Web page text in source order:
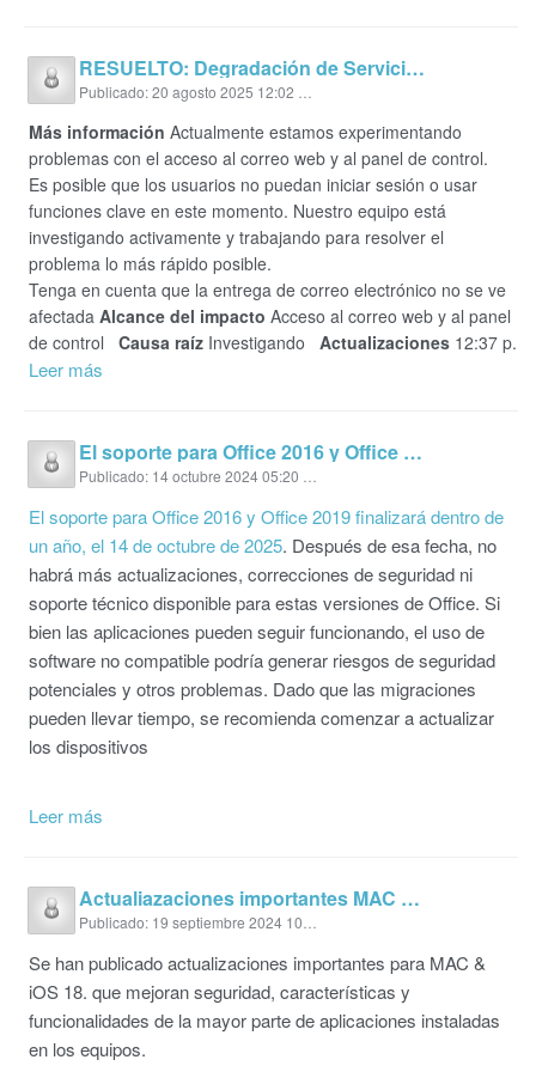
RESUELTO: Degradación de Servicio: Problemas de alojamiento de correo electrónico Rackspace Mail
Más información Actualmente estamos experimentando
problemas con el acceso al correo web y al panel de control.
Es posible que los usuarios no puedan iniciar sesión o usar
funciones clave en este momento. Nuestro equipo está
investigando activamente y trabajando para resolver el
problema lo más rápido posible.
Tenga en cuenta que la entrega de correo electrónico no se ve
afectada Alcance del impacto Acceso al correo web y al panel
de control
Causa raíz Investigando Actualizaciones 12:37 p.
Leer más
El soporte para Office 2016 y Office 2019 finalizará el 14 de octubre de 2025: se recomienda la actualización
El soporte para Office 2016 y Office 2019 finalizará dentro de
un año, el 14 de octubre de 2025. Después de esa fecha, no
habrá más actualizaciones, correcciones de seguridad ni
soporte técnico disponible para estas versiones de Office. Si
bien las aplicaciones pueden seguir funcionando, el uso de
software no compatible podría generar riesgos de seguridad
potenciales y otros problemas. Dado que las migraciones
pueden llevar tiempo, se recomienda comenzar a actualizar
los dispositivos
Leer más
Actualiazaciones importantes MAC OS y IOS 18
Se han publicado actualizaciones importantes para MAC &
iOS 18. que mejoran seguridad, características y
funcionalidades de la mayor parte de aplicaciones instaladas
en los equipos.